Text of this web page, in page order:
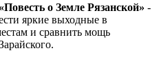
о Земле Рязанской» -
яркие выходные в
и сравнить мощь